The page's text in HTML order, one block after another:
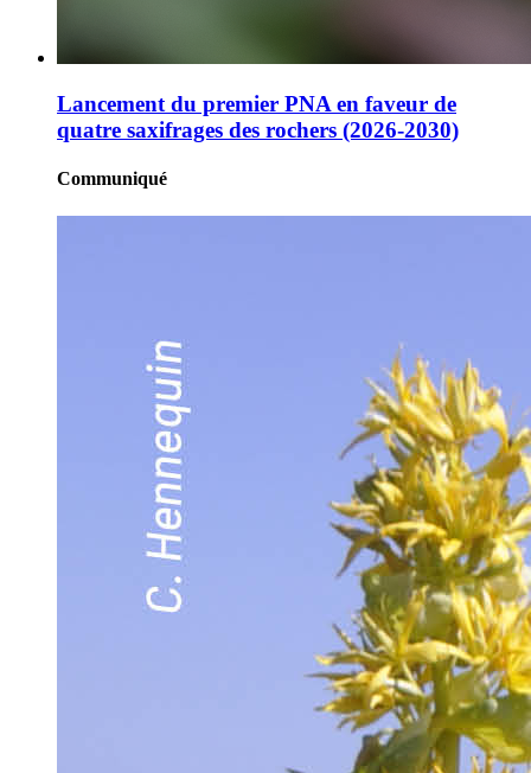
Lancement du premier PNA en faveur de
quatre saxifrages des rochers (2026-2030)
Communiqué